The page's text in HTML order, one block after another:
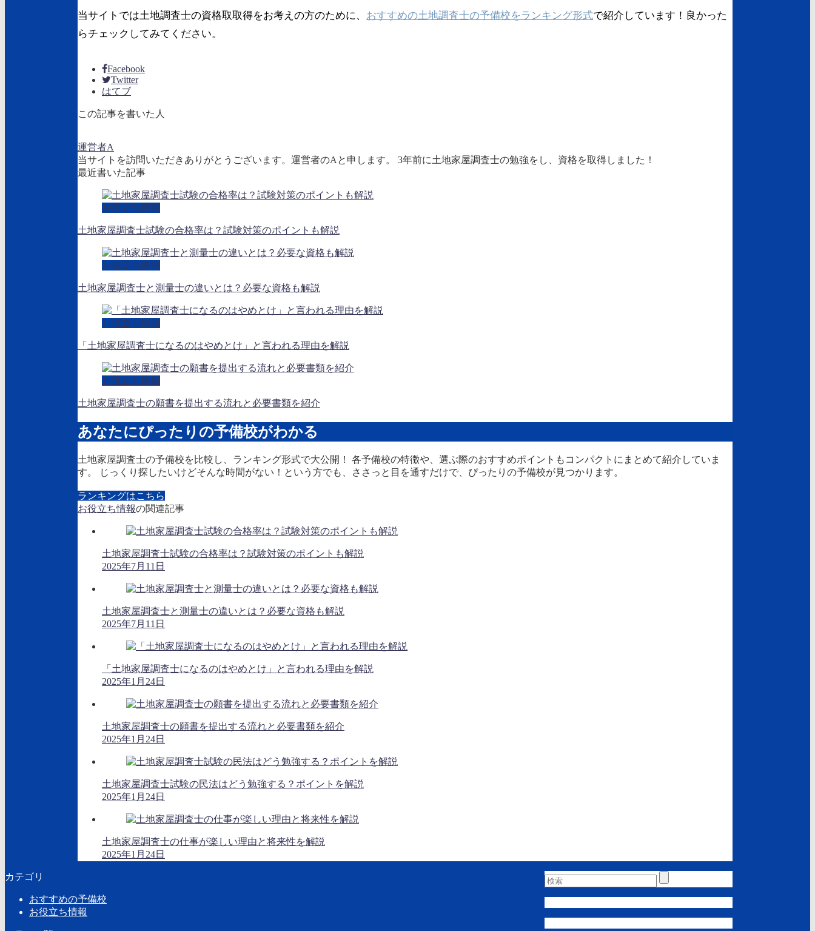
当サイトでは土地調査士の資格取取得をお考えの方のために、 おすすめの土地調査士の予備校をランキング形式で紹介しています！良かった
らチェックしてみてください。
Facebook
Twitter
はてブ
この記事を書いた人
運営者A
当サイトを訪問いただきありがとうございます。運営者のAと申します。 3年前に土地家屋調査士の勉強をし、資格を取得しました！
最近書いた記事
お役立ち情報
土地家屋調査士試験の合格率は？試験対策のポイントも解説
お役立ち情報
土地家屋調査士と測量士の違いとは？必要な資格も解説
お役立ち情報
「土地家屋調査士になるのはやめとけ」と言われる理由を解説
お役立ち情報
土地家屋調査士の願書を提出する流れと必要書類を紹介
あなたにぴったりの予備校がわかる
土地家屋調査士の予備校を比較し、ランキング形式で大公開！ 各予備校の特徴や、選ぶ際のおすすめポイントもコンパクトにまとめて紹介していま
す。 じっくり探したいけどそんな時間がない！という方でも、ささっと目を通すだけで、ぴったりの予備校が見つかります。
ランキングはこちら
お役立ち情報の関連記事
土地家屋調査士試験の合格率は？試験対策のポイントも解説
2025年7月11日
土地家屋調査士と測量士の違いとは？必要な資格も解説
2025年7月11日
「土地家屋調査士になるのはやめとけ」と言われる理由を解説
2025年1月24日
土地家屋調査士の願書を提出する流れと必要書類を紹介
2025年1月24日
土地家屋調査士試験の民法はどう勉強する？ポイントを解説
2025年1月24日
土地家屋調査士の仕事が楽しい理由と将来性を解説
2025年1月24日
カテゴリ
おすすめの予備校
お役立ち情報